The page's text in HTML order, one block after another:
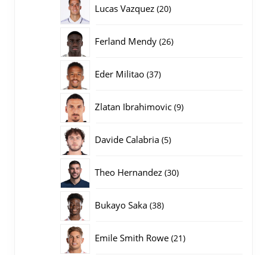
Lucas Vazquez 2020
Ferland Mendy 2626
Eder Militao 3737
Zlatan Ibrahimovic 99
Davide Calabria 55
Theo Hernandez 3030
Bukayo Saka 3838
Emile Smith Rowe 2121